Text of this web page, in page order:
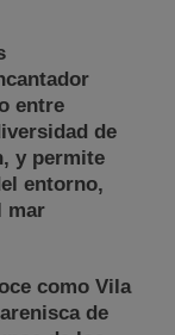
entre
de
y permite
entorno,
mar
como Vila
de